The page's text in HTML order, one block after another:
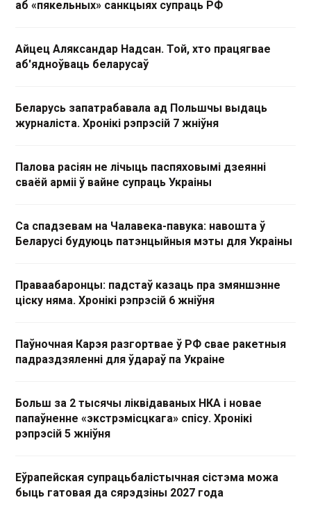
аб «пякельных» санкцыях супраць РФ
Айцец Аляксандар Надсан. Той, хто працягвае
аб'ядноўваць беларусаў
Беларусь запатрабавала ад Польшчы выдаць
журналіста. Хронікі рэпрэсій 7 жніўня
Палова расіян не лічыць паспяховымі дзеянні
сваёй арміі ў вайне супраць Украіны
Са спадзевам на Чалавека-павука: навошта ў
Беларусі будуюць патэнцыйныя мэты для Украіны
Праваабаронцы: падстаў казаць пра змяншэнне
ціску няма. Хронікі рэпрэсій 6 жніўня
Паўночная Карэя разгортвае ў РФ свае ракетныя
падраздзяленні для ўдараў па Украіне
Больш за 2 тысячы ліквідаваных НКА і новае
папаўненне «экстрэмісцкага» спісу. Хронікі
рэпрэсій 5 жніўня
Еўрапейская супрацьбалістычная сістэма можа
быць гатовая да сярэдзіны 2027 года